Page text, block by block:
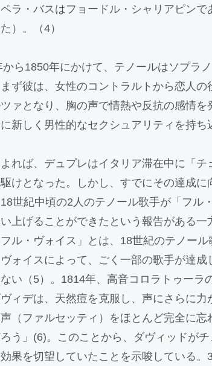
ラ・バスはフョードル・シャリアピン
）。（4）
から1850年にかけて、テノールはソプラ
ず彼は、女性のコントラルトから恋人の
ァとなり、胸の声で情熱や反抗の感情
新しく男性的なセクシュアリティを持ち
れば、デュプレはイタリア滞在中に「チ
けとなった。しかし、すでにその達成
世紀中頃の2人のテノール歌手が「フル
上げることができたという報告がある
ル・ヴォイス」とは、18世紀のテノー
ォイスによって、ごく一部の歌手が達
い（5）。1814年、高音コロラトゥーラ
ィデは、天然痘を克服し、声にさらに
（ファルセッティ）をほとんど完全に
う」(6)。このことから、ダヴィッドが
果を切望していたことを示唆している